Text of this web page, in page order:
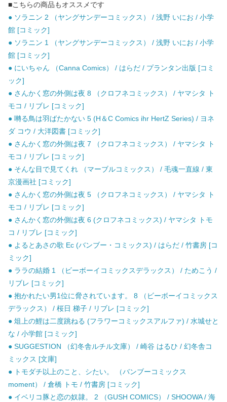
■こちらの商品もオススメです
● ソラニン 2 （ヤングサンデーコミックス） / 浅野 いにお / 小学
館 [コミック]
● ソラニン 1 （ヤングサンデーコミックス） / 浅野 いにお / 小学
館 [コミック]
● にいちゃん （Canna Comics） / はらだ / プランタン出版 [コミ
ック]
● さんかく窓の外側は夜 8 （クロフネコミックス） / ヤマシタ ト
モコ / リブレ [コミック]
● 囀る鳥は羽ばたかない 5 (H＆C Comics ihr HertZ Series) / ヨネ
ダ コウ / 大洋図書 [コミック]
● さんかく窓の外側は夜 7 （クロフネコミックス） / ヤマシタ ト
モコ / リブレ [コミック]
● そんな目で見てくれ （マーブルコミックス） / 毛魂一直線 / 東
京漫画社 [コミック]
● さんかく窓の外側は夜 5 （クロフネコミックス） / ヤマシタ ト
モコ / リブレ [コミック]
● さんかく窓の外側は夜 6 (クロフネコミックス) / ヤマシタ トモ
コ / リブレ [コミック]
● よるとあさの歌 Ec (バンブー・コミックス) / はらだ / 竹書房 [コ
ミック]
● ララの結婚 1 （ビーボーイコミックスデラックス） / ためこう /
リブレ [コミック]
● 抱かれたい男1位に脅されています。 8 （ビーボーイコミックス
デラックス） / 桜日 梯子 / リブレ [コミック]
● 俎上の鯉は二度跳ねる (フラワーコミックスアルファ) / 水城せと
な / 小学館 [コミック]
● SUGGESTION （幻冬舎ルチル文庫） / 崎谷 はるひ / 幻冬舎コ
ミックス [文庫]
● トモダチ以上のこと、シたい。 （バンブーコミックス
moment） / 倉橋 トモ / 竹書房 [コミック]
● イベリコ豚と恋の奴隷。 2 （GUSH COMICS） / SHOOWA / 海